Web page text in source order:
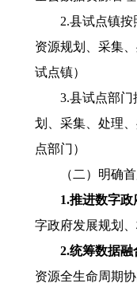
2.县试点镇按照
资源规划、采集
试点镇）
3.县试点部门按
划、采集、处理
点部门）
（二）明确首
1.推进数字政
字政府发展规划
2.统筹数据融
资源全生命周期